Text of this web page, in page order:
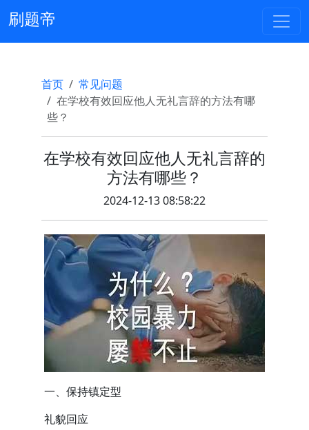
刷题帝
首页
常见问题
在学校有效回应他人无礼言辞的方法有哪
些？
在学校有效回应他人无礼言辞的
方法有哪些？
2024-12-13 08:58:22
一、保持镇定型
礼貌回应